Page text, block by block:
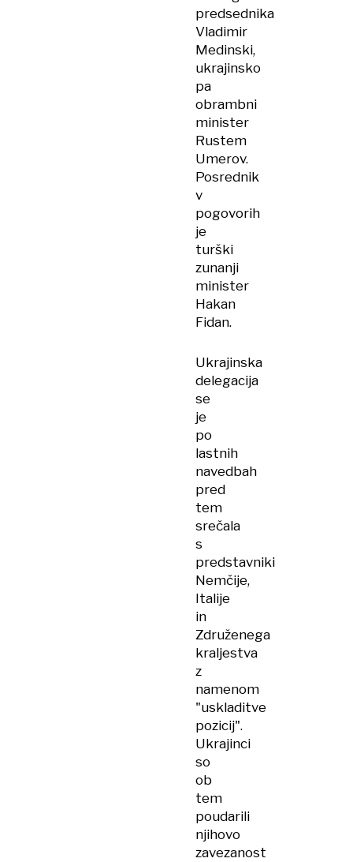
predsednika
Vladimir
Medinski,
ukrajinsko
pa
obrambni
minister
Rustem
Umerov.
Posrednik
v
pogovorih
je
turški
zunanji
minister
Hakan
Fidan.
Ukrajinska
delegacija
se
je
po
lastnih
navedbah
pred
tem
srečala
s
predstavniki
Nemčije,
Italije
in
Združenega
kraljestva
z
namenom
"uskladitve
pozicij".
Ukrajinci
so
ob
tem
poudarili
njihovo
zavezanost